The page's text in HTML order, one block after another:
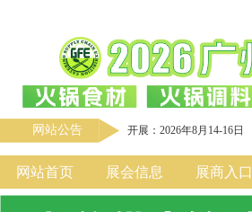
网站公告 开展：2026年8月14-16日
网站首页 展会信息 展商入口